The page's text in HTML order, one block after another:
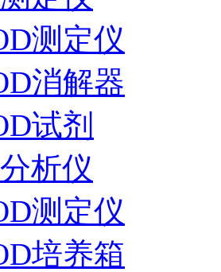
测定仪
消解器
试剂
析仪
测定仪
培养箱